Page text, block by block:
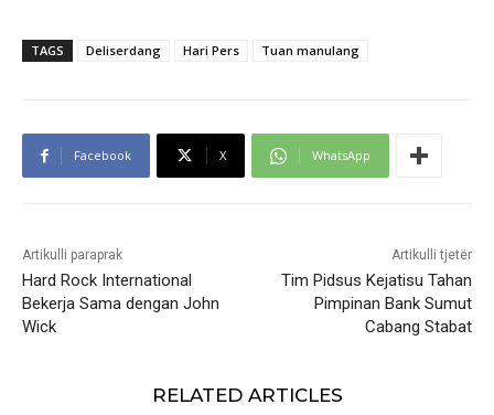
TAGS Deliserdang Hari Pers Tuan manulang
Facebook X WhatsApp
Artikulli paraprak
Hard Rock International
Bekerja Sama dengan John
Wick
Artikulli tjetër
Tim Pidsus Kejatisu Tahan
Pimpinan Bank Sumut
Cabang Stabat
RELATED ARTICLES